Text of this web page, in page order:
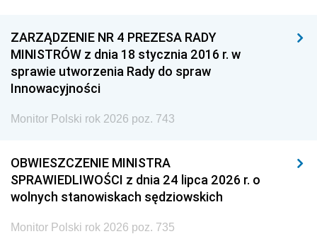
ZARZĄDZENIE NR 4 PREZESA RADY
MINISTRÓW z dnia 18 stycznia 2016 r. w
sprawie utworzenia Rady do spraw
Innowacyjności
Monitor Polski rok 2026 poz. 743
OBWIESZCZENIE MINISTRA
SPRAWIEDLIWOŚCI z dnia 24 lipca 2026 r. o
wolnych stanowiskach sędziowskich
Monitor Polski rok 2026 poz. 735